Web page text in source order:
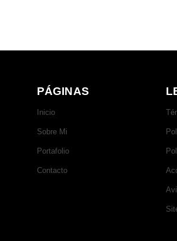
PÁGINAS
Inicio
Sobre Mi
Portafolio
Contacto